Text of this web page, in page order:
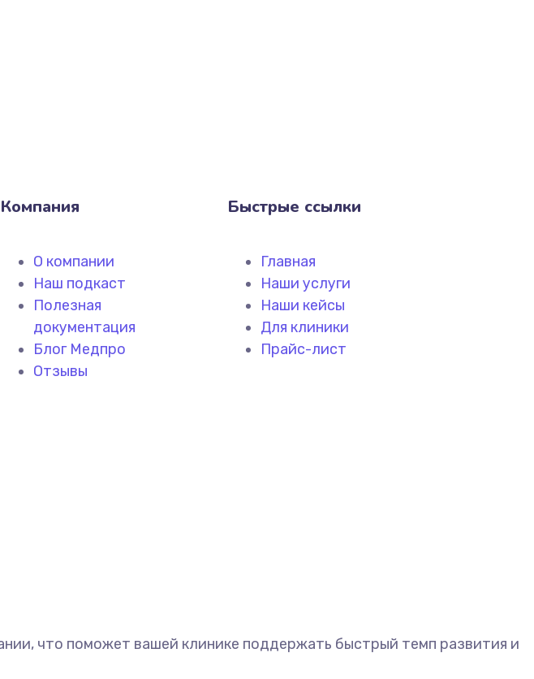
Компания
О компании
Наш подкаст
Полезная
документация
Блог Медпро
Отзывы
Быстрые ссылки
Главная
Наши услуги
Наши кейсы
Для клиники
Прайс-лист
что поможет вашей клинике поддержать быстрый темп развития и